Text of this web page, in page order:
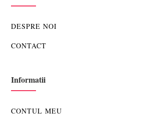
DESPRE NOI
CONTACT
Informatii
CONTUL MEU